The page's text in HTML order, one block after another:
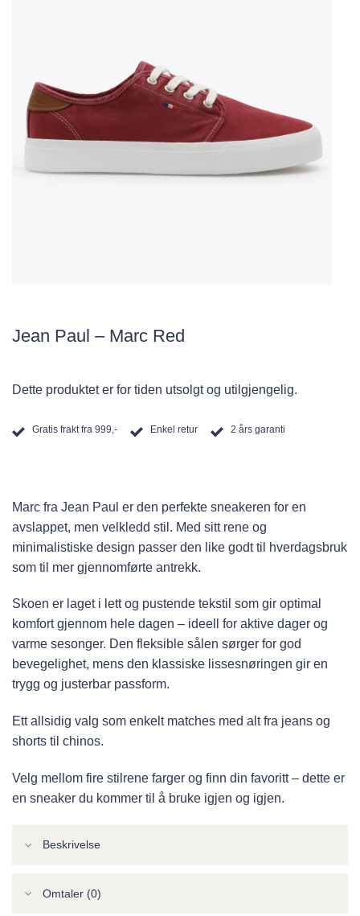
Jean Paul – Marc Red
Dette produktet er for tiden utsolgt og utilgjengelig.
Gratis frakt fra 999,- Enkel retur 2 års garanti
Marc fra Jean Paul er den perfekte sneakeren for en
avslappet, men velkledd stil. Med sitt rene og
minimalistiske design passer den like godt til hverdagsbruk
som til mer gjennomførte antrekk.
Skoen er laget i lett og pustende tekstil som gir optimal
komfort gjennom hele dagen – ideell for aktive dager og
varme sesonger. Den fleksible sålen sørger for god
bevegelighet, mens den klassiske lissesnøringen gir en
trygg og justerbar passform.
Ett allsidig valg som enkelt matches med alt fra jeans og
shorts til chinos.
Velg mellom fire stilrene farger og finn din favoritt – dette er
en sneaker du kommer til å bruke igjen og igjen.
Beskrivelse
Omtaler (0)